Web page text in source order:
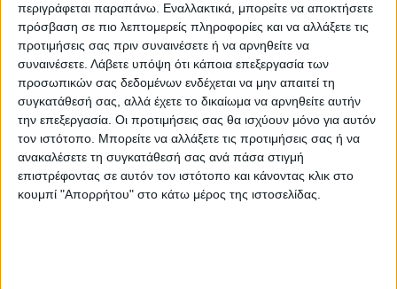
περιγράφεται παραπάνω. Εναλλακτικά, μπορείτε να αποκτήσετε
πρόσβαση σε πιο λεπτομερείς πληροφορίες και να αλλάξετε τις
προτιμήσεις σας πριν συναινέσετε ή να αρνηθείτε να
συναινέσετε. Λάβετε υπόψη ότι κάποια επεξεργασία των
προσωπικών σας δεδομένων ενδέχεται να μην απαιτεί τη
συγκατάθεσή σας, αλλά έχετε το δικαίωμα να αρνηθείτε αυτήν
την επεξεργασία. Οι προτιμήσεις σας θα ισχύουν μόνο για αυτόν
τον ιστότοπο. Μπορείτε να αλλάξετε τις προτιμήσεις σας ή να
ανακαλέσετε τη συγκατάθεσή σας ανά πάσα στιγμή
επιστρέφοντας σε αυτόν τον ιστότοπο και κάνοντας κλικ στο
κουμπί "Απορρήτου" στο κάτω μέρος της ιστοσελίδας.